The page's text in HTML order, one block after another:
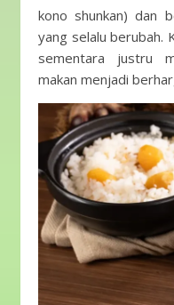
kono shunkan) dan
yang selalu berubah.
sementara justru
makan menjadi